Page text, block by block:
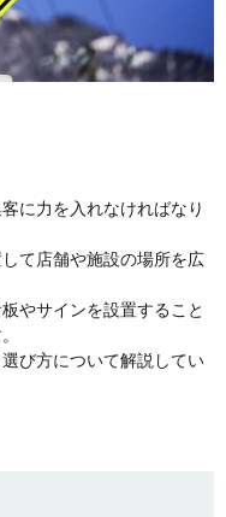
に力を入れなければなり
て店舗や施設の場所を広
やサインを設置すること
び方について解説してい